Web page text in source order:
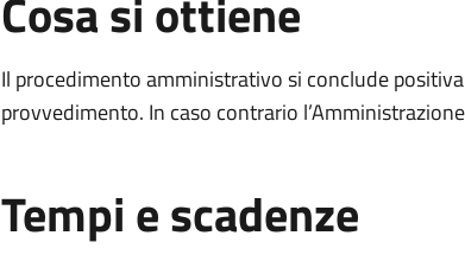
Cosa si ottiene
Il procedimento amministrativo si conclude
provvedimento. In caso contrario
Tempi e scadenze